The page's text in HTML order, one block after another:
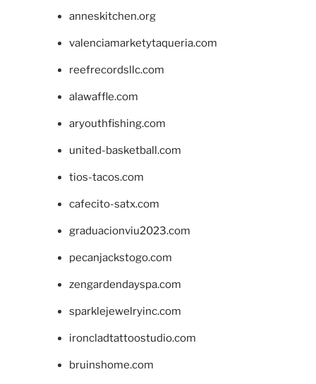
anneskitchen.org
valenciamarketytaqueria.com
reefrecordsllc.com
alawaffle.com
aryouthfishing.com
united-basketball.com
tios-tacos.com
cafecito-satx.com
graduacionviu2023.com
pecanjackstogo.com
zengardendayspa.com
sparklejewelryinc.com
ironcladtattoostudio.com
bruinshome.com